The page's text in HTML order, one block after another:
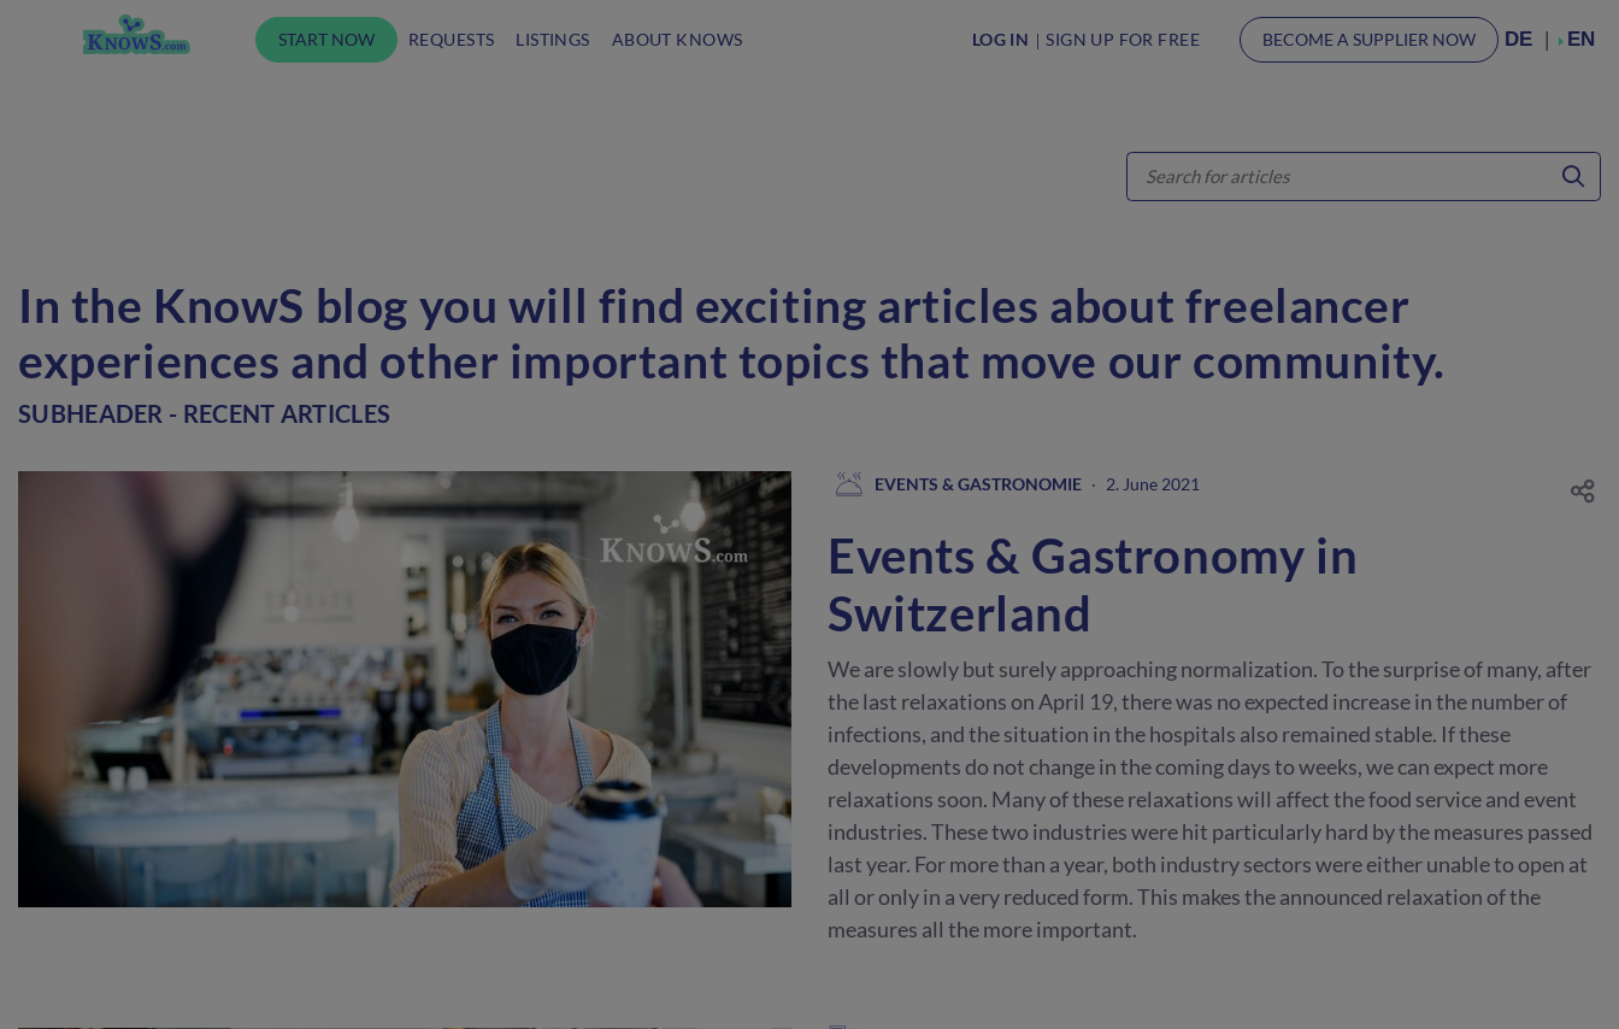
START NOW REQUESTS LISTINGS ABOUT KNOWS LOG IN SIGN UP FOR FREE BECOME A SUPPLIER NOW DE EN
In the KnowS blog you will find exciting articles about freelancer
experiences and other important topics that move our community.
SUBHEADER - RECENT ARTICLES
EVENTS & GASTRONOMIE · 2. June 2021
Events & Gastronomy in
Switzerland
We are slowly but surely approaching normalization. To the surprise of many, after
the last relaxations on April 19, there was no expected increase in the number of
infections, and the situation in the hospitals also remained stable. If these
developments do not change in the coming days to weeks, we can expect more
relaxations soon. Many of these relaxations will affect the food service and event
industries. These two industries were hit particularly hard by the measures passed
last year. For more than a year, both industry sectors were either unable to open at
all or only in a very reduced form. This makes the announced relaxation of the
measures all the more important.